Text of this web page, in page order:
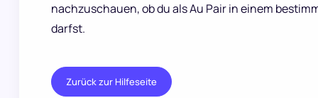
nachzuschauen, ob du als Au Pair in einem
darfst.
Zurück zur Hilfeseite